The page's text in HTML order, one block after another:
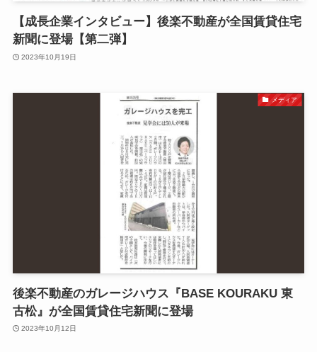
【成長企業インタビュー】後楽不動産が全国賃貸住宅
新聞に登場【第二弾】
2023年10月19日
メディア
後楽不動産のガレージハウス『BASE KOURAKU 東
古松』が全国賃貸住宅新聞に登場
2023年10月12日